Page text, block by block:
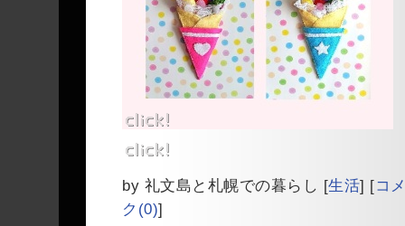
by 礼文島と札幌での暮らし [生活] [コ
ク(0)]